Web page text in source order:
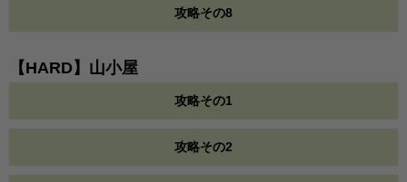
攻略その8
【HARD】山小屋
攻略その1
攻略その2